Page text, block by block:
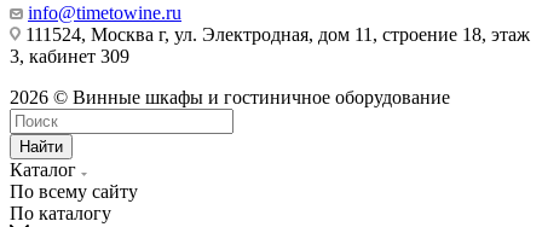
info@timetowine.ru
111524, Москва г, ул. Электродная, дом 11, строение 18, этаж
3, кабинет 309
2026 © Винные шкафы и гостиничное оборудование
Найти
Каталог
По всему сайту
По каталогу